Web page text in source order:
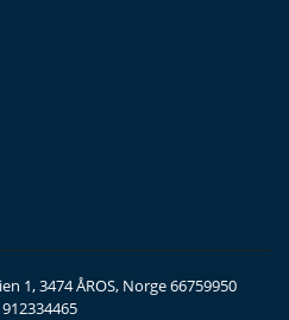
1, 3474 ÅROS, Norge 66759950